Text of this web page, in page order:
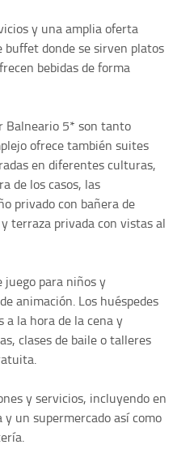
y una amplia oferta
donde se sirven platos
bebidas de forma
Balneario 5* son tanto
ofrece también suites
en diferentes culturas,
de los casos, las
privado con bañera de
terraza privada con vistas al
juego para niños y
animación. Los huéspedes
a la hora de la cena y
clases de baile o talleres
y servicios, incluyendo en
un supermercado así como